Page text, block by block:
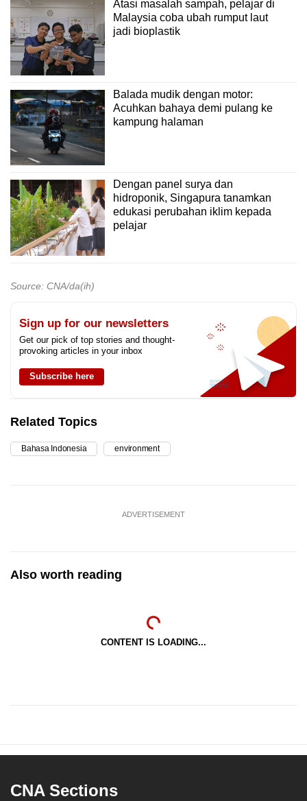
Atasi masalah sampah, pelajar di
Malaysia coba ubah rumput laut
jadi bioplastik
Balada mudik dengan motor:
Acuhkan bahaya demi pulang ke
kampung halaman
Dengan panel surya dan
hidroponik, Singapura tanamkan
edukasi perubahan iklim kepada
pelajar
Source: CNA/da(ih)
Sign up for our newsletters
Get our pick of top stories and thought-
provoking articles in your inbox
Subscribe here
Related Topics
Bahasa Indonesia environment
ADVERTISEMENT
Also worth reading
CONTENT IS LOADING...
CNA Sections